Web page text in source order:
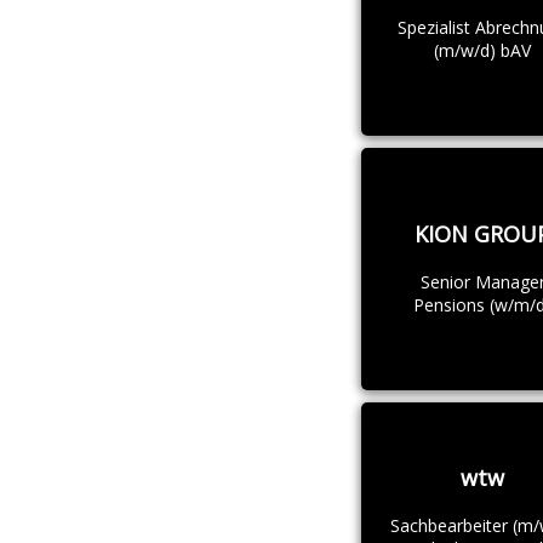
Spezialist
(m/w/d) bAV
KION
Senior
Pensions (w/m/
wtw
Sachbearbeiter